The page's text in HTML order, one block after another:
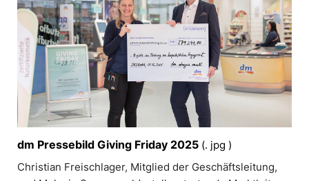
Pressekontakt
dm Pressebild Giving Friday 2025 (. jpg )
Christian Freischlager, Mitglied der Geschäftsleitung,